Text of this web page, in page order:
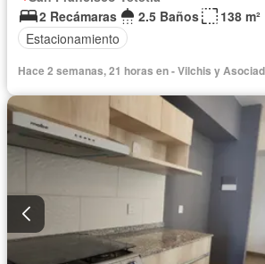
2 Recámaras
2.5 Baños
138 m²
Estacionamiento
Hace 2 semanas, 21 horas en - Vilchis y